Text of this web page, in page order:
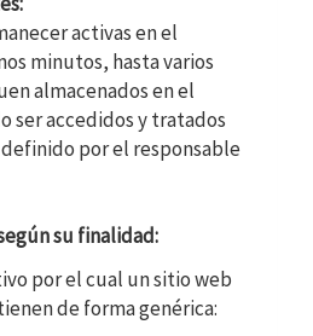
activas en el
minutos, hasta varios
almacenados en el
ser accedidos y tratados
por el responsable
su finalidad:
por el cual un sitio web
de forma genérica: